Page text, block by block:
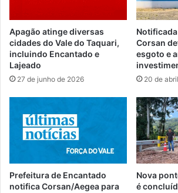
Apagão atinge diversas
cidades do Vale do Taquari,
incluindo Encantado e
Lajeado
27 de junho de 2026
Corsan
esgoto e
20 de
Prefeitura de Encantado
notifica Corsan/Aegea para
Nova
é